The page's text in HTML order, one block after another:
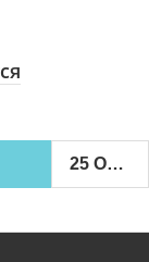
25 ОКТЯБРЯ 2025